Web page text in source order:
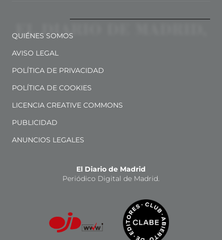
QUIÉNES SOMOS
AVISO LEGAL
POLÍTICA DE PRIVACIDAD
POLÍTICA DE COOKIES
LICENCIA CREATIVE COMMONS
PUBLICIDAD
ANUNCIOS LEGALES
El Diario de Madrid
Periódico Digital de Madrid.